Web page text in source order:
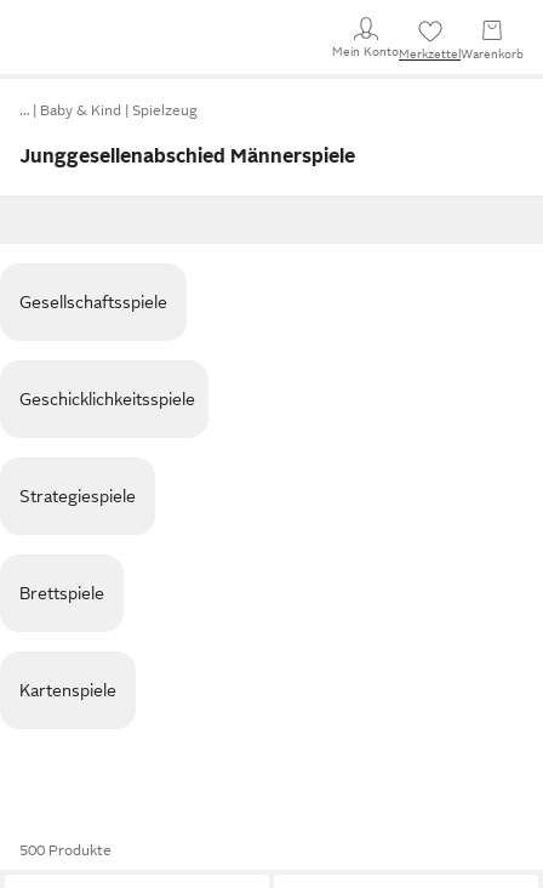
Mein KontoMerkzettel Warenkorb
… Baby & Kind Spielzeug
Junggesellenabschied Männerspiele
Gesellschaftsspiele
Geschicklichkeitsspiele
Strategiespiele
Brettspiele
Kartenspiele
500 Produkte